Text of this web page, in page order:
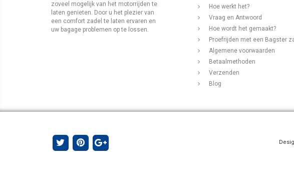
zoveel mogelijk van het motorrijden te
laten genieten. Door u het plezier van
een comfort zadel te laten ervaren en
uw bagage problemen op te lossen.
Hoe werkt het?
Vraag en Antwoord
Hoe wordt het gemaakt?
Proefrijden met een Bagster
Algemene voorwaarden
Betaalmethoden
Verzenden
Blog